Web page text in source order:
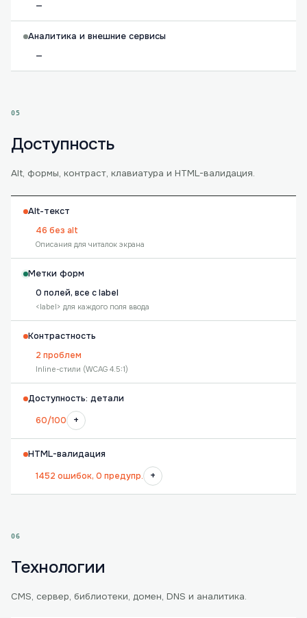
—
Аналитика и внешние сервисы
—
05
Доступность
Alt, формы, контраст, клавиатура и HTML-валидация.
Alt-текст
46 без alt
Описания для читалок экрана
Метки форм
0 полей, все с label
<label> для каждого поля ввода
Контрастность
2 проблем
Inline-стили (WCAG 4.5:1)
Доступность: детали
60/100
+
HTML-валидация
1452 ошибок, 0 предупр.
+
06
Технологии
CMS, сервер, библиотеки, домен, DNS и аналитика.